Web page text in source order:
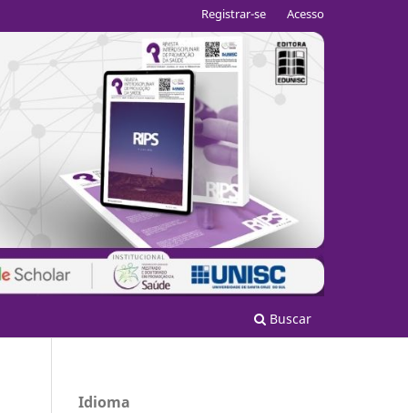
Buscar
Registrar-se Acesso
Idioma